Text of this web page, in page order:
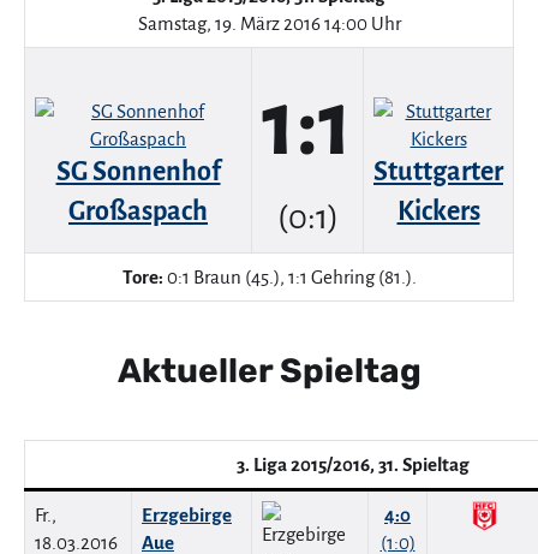
Samstag, 19. März 2016 14:00 Uhr
SG Sonnenhof
Großaspach
1:1
(0:1)
Stuttgarter
Kickers
Tore: 0:1 Braun (45.), 1:1 Gehring (81.).
Aktueller Spieltag
3. Liga 2015/2016, 31. Spieltag
Fr.,
18.03.2016
Erzgebirge
Aue
4:0
(1:0)